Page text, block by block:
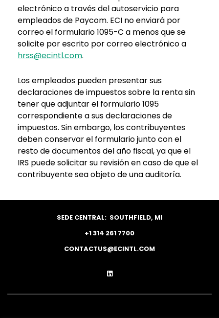
electrónico a través del autoservicio para
empleados de Paycom. ECI no enviará por
correo el formulario 1095-C a menos que se
solicite por escrito por correo electrónico a
hrss@ecintl.com.
Los empleados pueden presentar sus
declaraciones de impuestos sobre la renta sin
tener que adjuntar el formulario 1095
correspondiente a sus declaraciones de
impuestos. Sin embargo, los contribuyentes
deben conservar el formulario junto con el
resto de documentos del año fiscal, ya que el
IRS puede solicitar su revisión en caso de que el
contribuyente sea objeto de una auditoría.
SEDE CENTRAL: SOUTHFIELD, MI
+1 314 261 7700
CONTACTUS@ECINTL.COM